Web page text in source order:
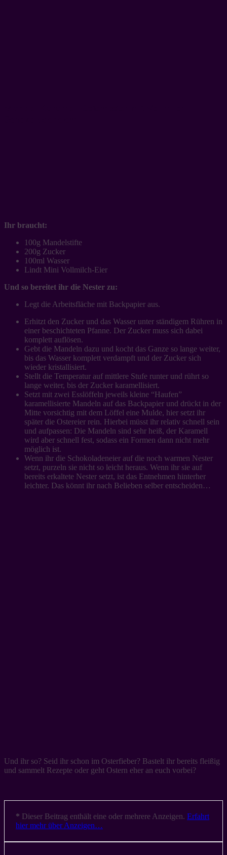
Ihr braucht:
100g Mandelstifte
200g Zucker
100ml Wasser
Lindt Mini Vollmilch-Eier
Und so bereitet ihr die Nester zu:
Legt die Arbeitsfläche mit Backpapier aus.
Erhitzt den Zucker und das Wasser unter ständigem Rühren in
einer beschichteten Pfanne. Der Zucker muss sich dabei
komplett auflösen.
Gebt die Mandeln dazu und kocht das Ganze so lange weiter,
bis das Wasser komplett verdampft und der Zucker sich
wieder kristallisiert.
Stellt die Temperatur auf mittlere Stufe runter und rührt so
lange weiter, bis der Zucker karamellisiert.
Setzt mit zwei Esslöffeln jeweils kleine “Haufen”
karamellisierte Mandeln auf das Backpapier und drückt in der
Mitte vorsichtig mit dem Löffel eine Mulde, hier setzt ihr
später die Ostereier rein. Hierbei müsst ihr relativ schnell sein
und aufpassen: Die Mandeln sind sehr heiß, der Karamell
wird aber schnell fest, sodass ein Formen dann nicht mehr
möglich ist.
Wenn ihr die Schokoladeneier auf die noch warmen Nester
setzt, purzeln sie nicht so leicht heraus. Wenn ihr sie auf
bereits erkaltete Nester setzt, ist das Entnehmen hinterher
leichter. Das könnt ihr nach Belieben selber entscheiden…
Und ihr so? Seid ihr schon im Osterfieber? Bastelt ihr bereits fleißig
und sammelt Rezepte oder geht Ostern eher an euch vorbei?
* Dieser Beitrag enthält eine oder mehrere Anzeigen. Erfahrt
hier mehr über Anzeigen…